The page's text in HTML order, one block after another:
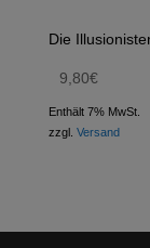
Die
9,80€
Enthält 7% MwSt.
zzgl. Versand